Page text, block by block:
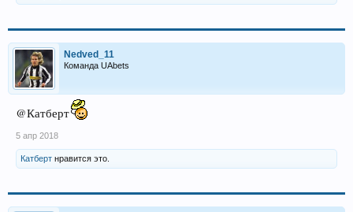
Nedved_11
Команда UAbets
@Катберт
5 апр 2018
Катберт нравится это.